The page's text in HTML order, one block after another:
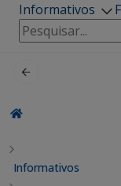
Informativos
Pesquisar
por:
Informativos